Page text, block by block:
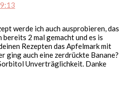
werde ich auch ausprobieren, das
bereits 2 mal gemacht und es is
Rezepten das Apfelmark mit
ging auch eine zerdrückte Banane?
Unverträglichkeit. Danke